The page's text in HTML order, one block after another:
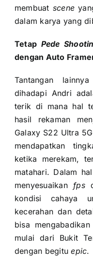
membuat scene
dalam karya yang
Tetap Pede
dengan Auto
Tantangan
dihadapi Andri
terik di mana hal
hasil rekaman
Galaxy S22 Ultra
mendapatkan
ketika merekam,
matahari. Dalam
menyesuaikanfps
kondisi cahaya
kecerahan dan
bisa
mulai dari Bukit
dengan begituepic.